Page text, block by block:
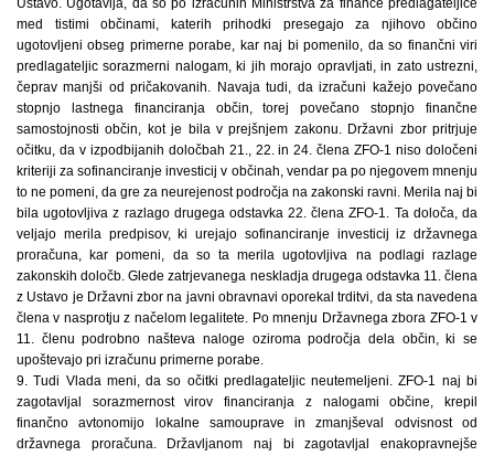
med tistimi občinami, katerih prihodki presegajo za njihovo občino
ugotovljeni obseg primerne porabe, kar naj bi pomenilo, da so finančni viri
predlagateljic sorazmerni nalogam, ki jih morajo opravljati, in zato ustrezni,
čeprav manjši od pričakovanih. Navaja tudi, da izračuni kažejo povečano
stopnjo lastnega financiranja občin, torej povečano stopnjo finančne
samostojnosti občin, kot je bila v prejšnjem zakonu. Državni zbor pritrjuje
očitku, da v izpodbijanih določbah 21., 22. in 24. člena ZFO-1 niso določeni
kriteriji za sofinanciranje investicij v občinah, vendar pa po njegovem mnenju
to ne pomeni, da gre za neurejenost področja na zakonski ravni. Merila naj bi
bila ugotovljiva z razlago drugega odstavka 22. člena ZFO-1. Ta določa, da
veljajo merila predpisov, ki urejajo sofinanciranje investicij iz državnega
proračuna, kar pomeni, da so ta merila ugotovljiva na podlagi razlage
zakonskih določb. Glede zatrjevanega neskladja drugega odstavka 11. člena
z Ustavo je Državni zbor na javni obravnavi oporekal trditvi, da sta navedena
člena v nasprotju z načelom legalitete. Po mnenju Državnega zbora ZFO-1 v
11. členu podrobno našteva naloge oziroma področja dela občin, ki se
upoštevajo pri izračunu primerne porabe.
9. Tudi Vlada meni, da so očitki predlagateljic neutemeljeni. ZFO-1 naj bi
zagotavljal sorazmernost virov financiranja z nalogami občine, krepil
finančno avtonomijo lokalne samouprave in zmanjševal odvisnost od
državnega proračuna. Državljanom naj bi zagotavljal enakopravnejše